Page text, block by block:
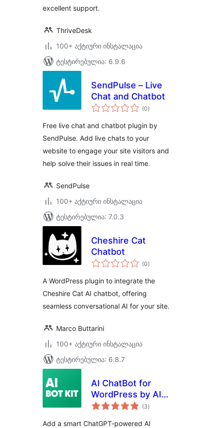
excellent support.
ThriveDesk
100+ აქტიური ინსტალაცია
ტესტირებულია: 6.9.6
SendPulse – Live
Chat and Chatbot
(0საერთო
რეიტინგი
)
Free live chat and chatbot plugin by
SendPulse. Add live chats to your
website to engage your site visitors and
help solve their issues in real time.
SendPulse
100+ აქტიური ინსტალაცია
ტესტირებულია: 7.0.3
Cheshire Cat
Chatbot
(0საერთო
რეიტინგი
)
A WordPress plugin to integrate the
Cheshire Cat AI chatbot, offering
seamless conversational AI for your site.
Marco Buttarini
100+ აქტიური ინსტალაცია
ტესტირებულია: 6.8.7
AI ChatBot for
WordPress by AI
BotKit – Live in 2
(3საერთო
რეიტინგი
)
Add a smart ChatGPT-powered AI